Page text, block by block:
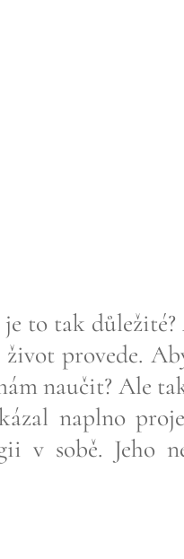
je to tak
provede.
naučit? Ale
naplno
v sobě. Jeho